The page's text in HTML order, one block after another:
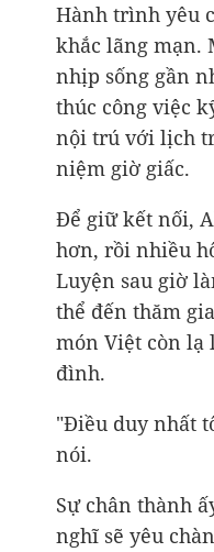
Hành trình yêu
khắc lãng mạn.
nhịp sống gần
thúc công việc
nội trú với lịch
niệm giờ giấc.
Để giữ kết nối,
hơn, rồi nhiều
Luyện sau giờ
thể đến thăm
món Việt còn lạ
đình.
"Điều duy nhất
nói.
Sự chân thành
nghĩ sẽ yêu